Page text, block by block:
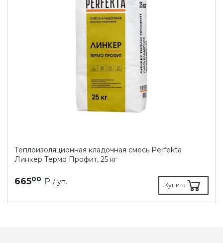
Теплоизоляционная кладочная смесь Perfekta
Линкер Термо Профит, 25 кг
66500 ₽ / уп. Купить